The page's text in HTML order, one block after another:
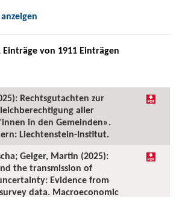
Einträge von 1911 Einträgen
Rechtsgutachten zur
aller
in den Gemeinden».
Liechtenstein-Institut.
Geiger, Martin (2025):
the transmission of
Evidence from
data. Macroeconomic